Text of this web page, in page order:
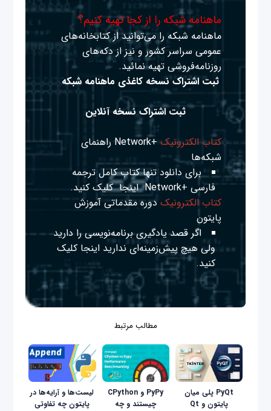
ماهنامه شبکه را از کجا تهیه کنیم؟
ماهنامه شبکه را می‌توانید از کتابخانه‌های
عمومی سراسر کشور و نیز از دکه‌های
روزنامه‌فروشی تهیه نمائید.
ثبت اشتراک نسخه کاغذی ماهنامه شبکه
ثبت اشتراک نسخه آنلاین
کتاب الکترونیک
+Network راهنمای
شبکه‌ها
برای دانلود تنها کتاب کامل ترجمه
فارسی +Network
اینجا کلیک کنید.
کتاب الکترونیک دوره مقدماتی آموزش
پایتون
اگر قصد یادگیری برنامه‌نویسی را دارید
ولی هیچ پیش‌زمینه‌ای نداریداینجا کلیک
کنید.
مطالب مرتبط
PyQt پلی میان
پایتون و Qt
PyPy و CPython
چیستند و چه
لیست‌ها و آرایه‌ها در
پایتون چه تفاوتی